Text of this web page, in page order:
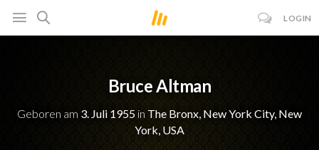
LOGIN
Bruce Altman
Geboren am 3. Juli 1955 in The Bronx, New York City, New
York, USA